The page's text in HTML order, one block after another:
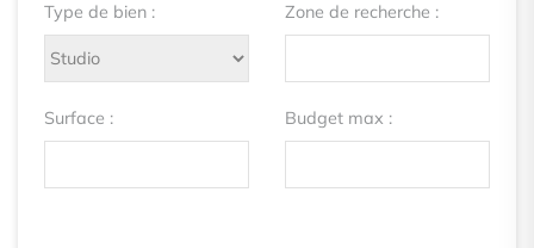
Type de bien : Zone de recherche :
Surface : Budget max :